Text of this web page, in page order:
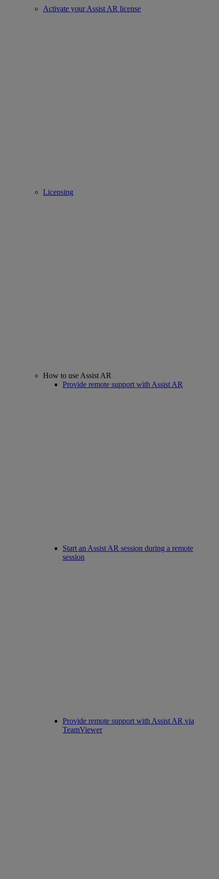
Activate your Assist AR license
Licensing
How to use Assist AR
Provide remote support with Assist AR
Start an Assist AR session during a remote
session
Provide remote support with Assist AR via
TeamViewer